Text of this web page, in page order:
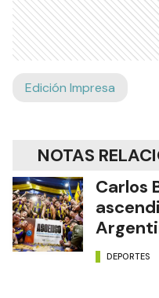
Edición Impresa
NOTAS
Carlos
DEPORTES